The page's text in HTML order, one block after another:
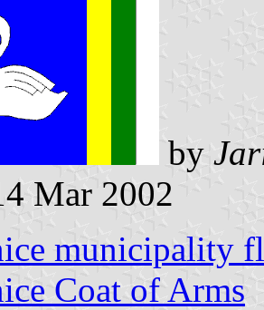
by
Mar 2002
municipality
Coat of Arms